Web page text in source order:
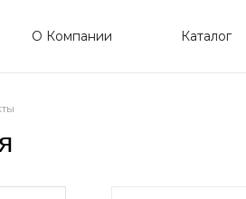
О Компании Каталог